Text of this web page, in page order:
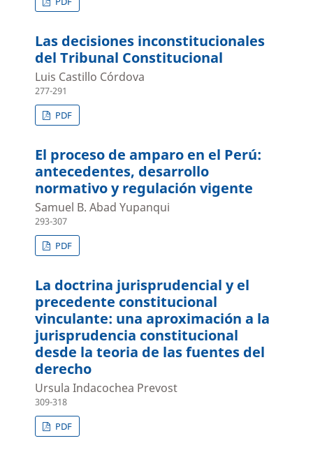
Las decisiones inconstitucionales
del Tribunal Constitucional
Luis Castillo Córdova
277-291
PDF
El proceso de amparo en el Perú:
antecedentes, desarrollo
normativo y regulación vigente
Samuel B. Abad Yupanqui
293-307
PDF
La doctrina jurisprudencial y el
precedente constitucional
vinculante: una aproximación a la
jurisprudencia constitucional
desde la teoria de las fuentes del
derecho
Ursula Indacochea Prevost
309-318
PDF